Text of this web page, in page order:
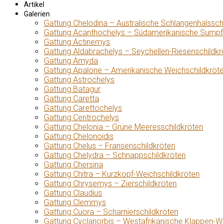
Artikel
Galerien
Gattung Chelodina – Australische
Gattung Acanthochelys – Südamerikanische
Gattung Actinemys
Gattung Aldabrachelys – Seychellen-
Gattung Amyda
Gattung Apalone – Amerikanische
Gattung Astrochelys
Gattung Batagur
Gattung Caretta
Gattung Carettochelys
Gattung Centrochelys
Gattung Chelonia – Grüne Meeresschildkröten
Gattung Chelonoidis
Gattung Chelus – Fransenschildkröten
Gattung Chelydra – Schnappschildkröten
Gattung Chersina
Gattung Chitra – Kurzkopf-Weichschildkröten
Gattung Chrysemys – Zierschildkröten
Gattung Claudius
Gattung Clemmys
Gattung Cuora – Scharnierschildkröten
Gattung Cyclanorbis – Westafrikanische Klappen-